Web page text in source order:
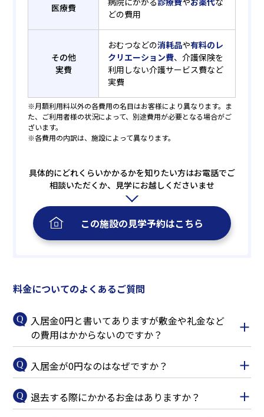
医療費
どの費用
その他
実費
おむつなどの消耗品や有料のレ
クリエーション費、介護保険を
利用しない介護サービス費など
実費
※月額利用料以外の各費用の名目はお客様により異なります。ま
た、ご利用者様の状況によって、別途費用が必要となる場合がご
ざいます。
※各費用の内訳は、施設によって異なります。
具体的にどれくらいかかるかを知りたい方はお電話でご
相談いただくか、見学にお越しくださいませ
この施設の見学予約はこちら
料金についてのよくあるご質問
入居金0円と書いてありますが敷金や礼金など
の費用はかからないのですか？
入居金が0円なのはなぜですか？
退去する際にかかるお金はありますか？